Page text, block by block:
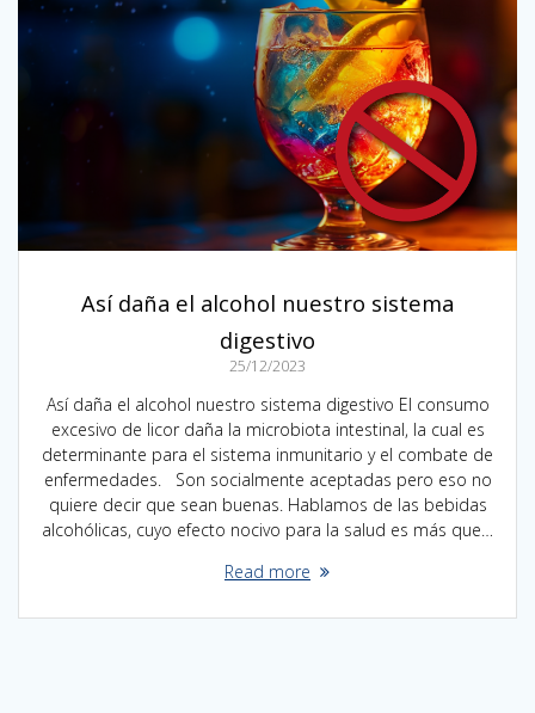
Así daña el alcohol nuestro sistema
digestivo
25/12/2023
Así daña el alcohol nuestro sistema digestivo El consumo
excesivo de licor daña la microbiota intestinal, la cual es
determinante para el sistema inmunitario y el combate de
enfermedades. Son socialmente aceptadas pero eso no
quiere decir que sean buenas. Hablamos de las bebidas
alcohólicas, cuyo efecto nocivo para la salud es más que…
Read more